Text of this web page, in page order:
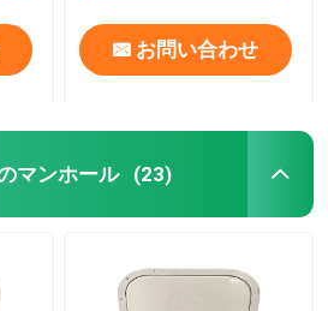
お問い合わせ
マンホール (23)